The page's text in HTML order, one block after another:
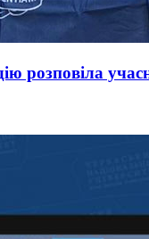
розповіла